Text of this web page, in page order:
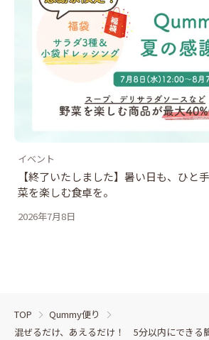
イベント
【終了いたしました】暑い日も、ひと
菜を楽しむ食卓を。
2026年7月8日
TOP
Qummy便り
混ぜるだけ、あえるだけ！ 5分以内にできる